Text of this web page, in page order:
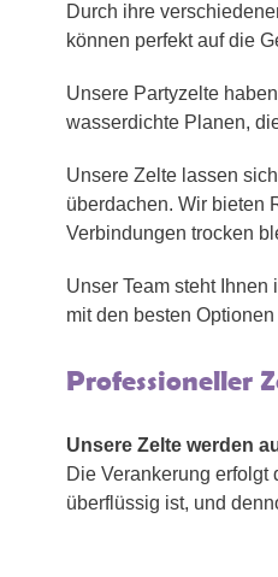
Durch ihre
können perfekt auf die
Unsere Partyzelte
wasserdichte Planen,
Unsere Zelte lassen
überdachen. Wir bieten
Verbindungen trocken
Unser Team steht
mit den besten
Professioneller
Unsere Zelte werden
Die Verankerung erfolgt
überflüssig ist, und